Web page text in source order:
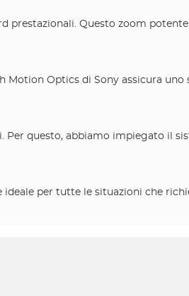
Questo zoom
Optics di Sony assicura
questo, abbiamo impiegato il
per tutte le situazioni che